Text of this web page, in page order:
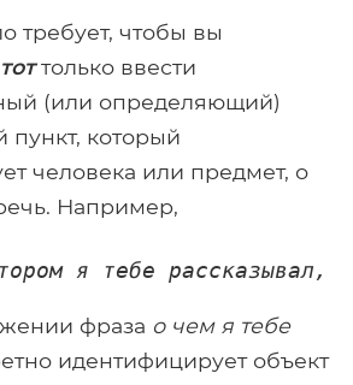
требует, чтобы вы
тоттолько ввести
(или определяющий)
пункт, который
человека или предмет, о
Например,
я тебе рассказывал,
фраза о чем я тебе
идентифицирует объект